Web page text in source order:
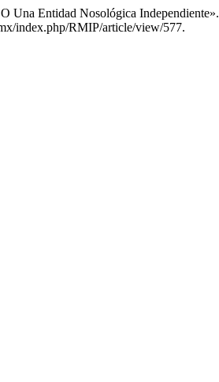
Una Entidad Nosológica Independiente».
index.php/RMIP/article/view/577.